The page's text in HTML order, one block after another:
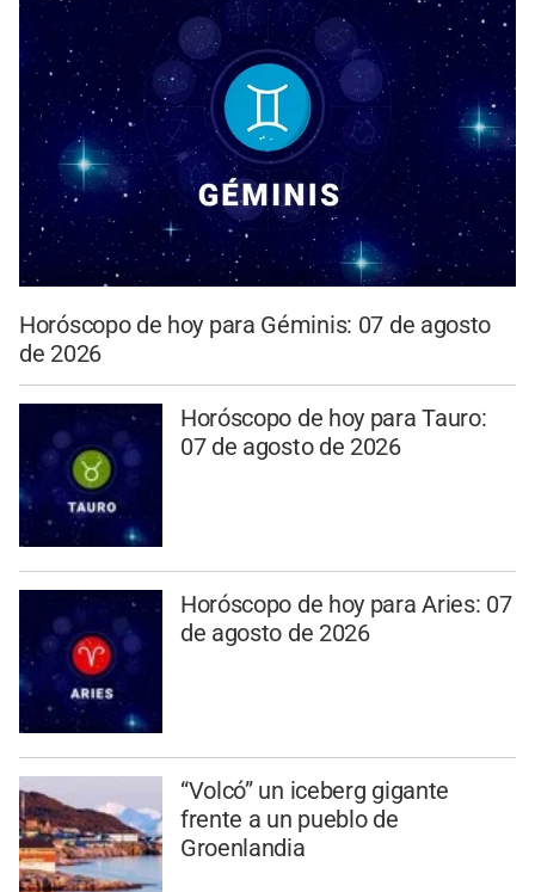
Horóscopo de hoy para Géminis: 07 de agosto
de 2026
Horóscopo de hoy para Tauro:
07 de agosto de 2026
Horóscopo de hoy para Aries: 07
de agosto de 2026
“Volcó” un iceberg gigante
frente a un pueblo de
Groenlandia